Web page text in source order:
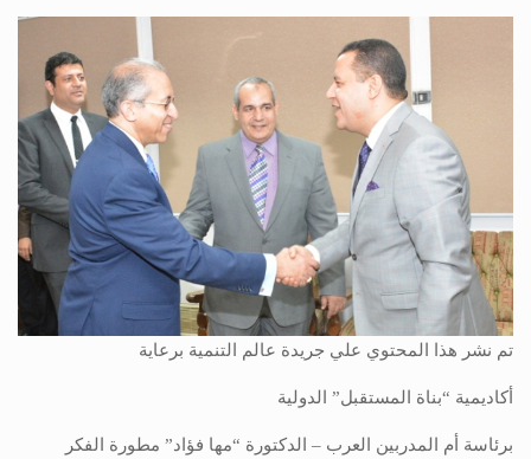
تم نشر هذا المحتوي علي جريدة عالم التنمية برعاية
أكاديمية “بناة المستقبل” الدولية
برئاسة أم المدربين العرب – الدكتورة “مها فؤاد” مطورة الفكر